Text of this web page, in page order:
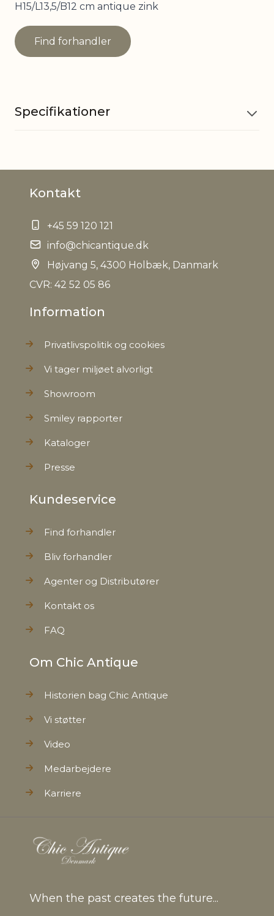
H15/L13,5/B12 cm antique zink
Find forhandler
Specifikationer
Størrelse på
EAN
Tariffnumber
Bruttovægt
Nettovægt
Kontakt
+45 59 120 121
info@chicantique.dk
Højvang 5, 4300 Holbæk, Danmark
CVR: 42 52 05 86
Information
Privatlivspolitik og cookies
Vi tager miljøet alvorligt
Showroom
Smiley rapporter
Kataloger
Presse
Kundeservice
Find forhandler
Bliv forhandler
Agenter og Distributører
Kontakt os
FAQ
Om Chic Antique
Historien bag Chic Antique
Vi støtter
Video
Medarbejdere
Karriere
When the past creates the future...